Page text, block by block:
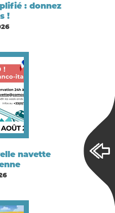
: donnez
!
navette